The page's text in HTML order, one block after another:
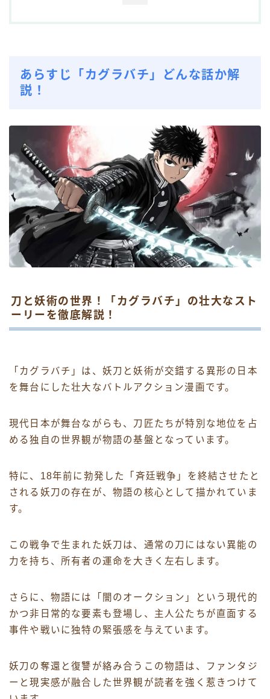
あらすじ
「カグラバチ」どんな話か解
説！
刀と妖術の世界！「カグラバチ」の壮大なスト
ーリーを徹底解説！
「カグラバチ」は、妖刀と妖術が交錯する異形の日本
を舞台にした壮大なバトルアクション漫画です。
現代日本が舞台ながらも、刀匠たちが特別な地位を占
める独自の世界観が物語の基盤となっています。
特に、18年前に勃発した「斉廷戦争」を終結させたと
される妖刀の存在が、物語の核心として描かれていま
す。
この戦争で生まれた妖刀は、通常の刀にはない異能の
力を持ち、所有者の運命を大きく左右します。
さらに、物語には「闇のオークション」という現代的
かつ非日常的な要素も登場し、主人公たちが直面する
事件や戦いに独特の緊張感を与えています。
妖刀の奪還と復讐が絡み合うこの物語は、ファンタジ
ーと現実感が融合した世界観が読者を強く惹きつけて